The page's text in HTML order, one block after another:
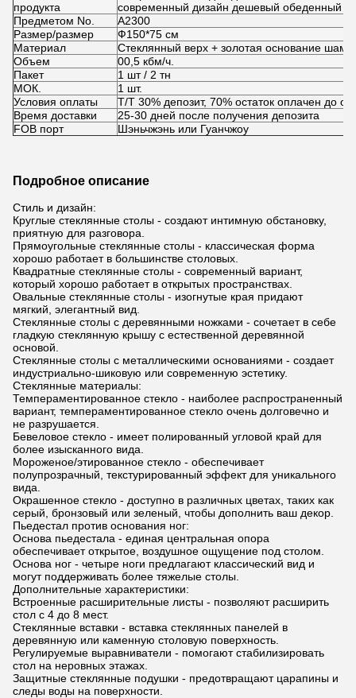
продукта
современный дизайн дешевый обеденный
Предметом No.
А2300
Размер/размер
Ф150*75 см
Материал
Стеклянный верх + золотая основание
Объем
00,5 кбм/ч.
Пакет
1 шт / 2 тн
МОК.
1 шт.
Условия оплаты
T/T 30% депозит, 70% остаток оплачен до
Время доставки
25-30 дней после получения депозита
FOB порт
Шэньчжэнь или Гуанчжоу
Подробное описание
Стиль и дизайн:
Круглые стеклянные столы - создают интимную обстановку,
приятную для разговора.
Прямоугольные стеклянные столы - классическая форма
хорошо работает в большинстве столовых.
Квадратные стеклянные столы - современный вариант,
который хорошо работает в открытых пространствах.
Овальные стеклянные столы - изогнутые края придают
мягкий, элегантный вид.
Стеклянные столы с деревянными ножками - сочетает в себе
гладкую стеклянную крышу с естественной деревянной
основой.
Стеклянные столы с металлическими основаниями - создает
индустриально-шиковую или современную эстетику.
Стеклянные материалы:
Темпераментированное стекло - наиболее распространенный
вариант, темпераментированное стекло очень долговечно и
не разрушается.
Бевеловое стекло - имеет полированный угловой край для
более изысканного вида.
Мороженое/этированное стекло - обеспечивает
полупрозрачный, текстурированный эффект для уникального
вида.
Окрашенное стекло - доступно в различных цветах, таких как
серый, бронзовый или зеленый, чтобы дополнить ваш декор.
Пьедестал против основания ног:
Основа пьедестала - единая центральная опора
обеспечивает открытое, воздушное ощущение под столом.
Основа ног - четыре ноги предлагают классический вид и
могут поддерживать более тяжелые столы.
Дополнительные характеристики:
Встроенные расширительные листы - позволяют расширить
стол с 4 до 8 мест.
Стеклянные вставки - вставка стеклянных панелей в
деревянную или каменную столовую поверхность.
Регулируемые выравниватели - помогают стабилизировать
стол на неровных этажах.
Защитные стеклянные подушки - предотвращают царапины и
следы воды на поверхности.